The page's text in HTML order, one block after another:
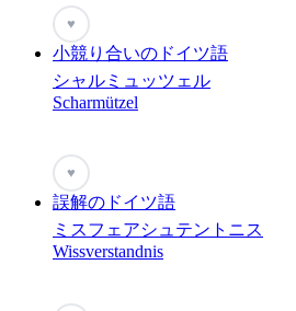
♥
小競り合いのドイツ語
シャルミュッツェル
Scharmützel
♥
誤解のドイツ語
ミスフェアシュテントニス
Wissverstandnis